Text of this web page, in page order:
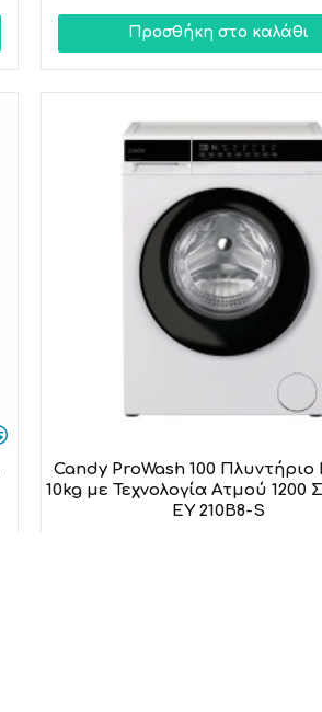
Προσθήκη στο καλάθι
Candy ProWash 100
10kg με Τεχνολογία Ατμού 1200
EY 210B8-S